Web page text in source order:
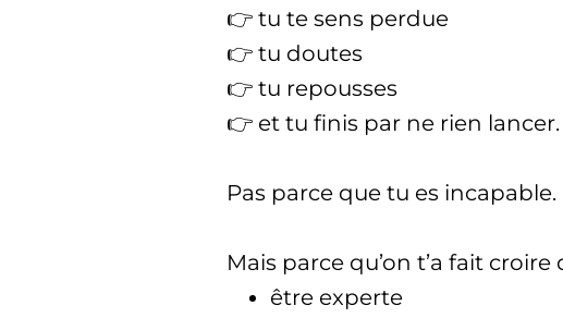
👉 tu te sens perdue
👉 tu doutes
👉 tu repousses
👉 et tu finis par ne rien lancer.
Pas parce que tu es incapable.
Mais parce qu’on t’a fait croire
être experte